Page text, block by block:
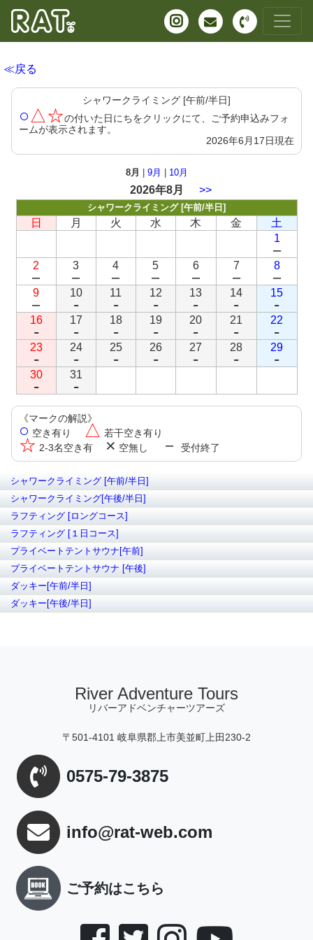
≪戻る
シャワークライミング [午前/半日]
○△☆の付いた日にちをクリックにて、ご予約申込みフォ
ームが表示されます。
2026年6月17日現在
8月 9月 10月
2026年8月 >>
シャワークライミング [午前/半日]
日 月 火 水 木 金
土
1
－
2
－
3
－
4
－
5
－
6
－
7
－
8
－
9
－
10
-
11
-
12
-
13
-
14
-
15
-
16
-
17
-
18
-
19
-
20
-
21
-
22
-
23
-
24
-
25
-
26
-
27
-
28
-
29
-
30
-
31
-
《マークの解説》
○ 空き有り △ 若干空き有り
☆ 2-3名空き有 × 空無し － 受付終了
シャワークライミング [午前/半日]
シャワークライミング[午後/半日]
ラフティング [ロングコース]
ラフティング [１日コース]
プライベートテントサウナ[午前]
プライベートテントサウナ [午後]
ダッキー[午前/半日]
ダッキー[午後/半日]
River Adventure Tours
リバーアドベンチャーツアーズ
〒501-4101 岐阜県郡上市美並町上田230-2
0575-79-3875
info@rat-web.com
ご予約はこちら